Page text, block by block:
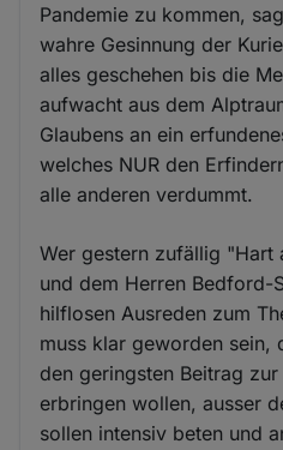
Pandemie zu kommen,
wahre Gesinnung der
alles geschehen bis die
aufwacht aus dem
Glaubens an ein
welches NUR den
alle anderen verdummt.
Wer gestern zufällig "Hart
und dem Herren Bedford-
hilflosen Ausreden zum
muss klar geworden sein,
den geringsten Beitrag
erbringen wollen, ausser
sollen intensiv beten und